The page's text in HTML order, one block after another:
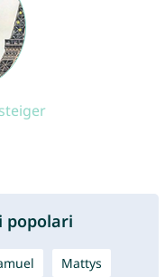
popolari
Mattys